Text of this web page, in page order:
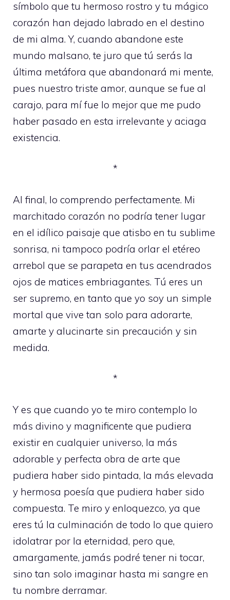
símbolo que tu hermoso rostro y tu mágico
corazón han dejado labrado en el destino
de mi alma. Y, cuando abandone este
mundo malsano, te juro que tú serás la
última metáfora que abandonará mi mente,
pues nuestro triste amor, aunque se fue al
carajo, para mí fue lo mejor que me pudo
haber pasado en esta irrelevante y aciaga
existencia.
*
Al final, lo comprendo perfectamente. Mi
marchitado corazón no podría tener lugar
en el idílico paisaje que atisbo en tu sublime
sonrisa, ni tampoco podría orlar el etéreo
arrebol que se parapeta en tus acendrados
ojos de matices embriagantes. Tú eres un
ser supremo, en tanto que yo soy un simple
mortal que vive tan solo para adorarte,
amarte y alucinarte sin precaución y sin
medida.
*
Y es que cuando yo te miro contemplo lo
más divino y magnificente que pudiera
existir en cualquier universo, la más
adorable y perfecta obra de arte que
pudiera haber sido pintada, la más elevada
y hermosa poesía que pudiera haber sido
compuesta. Te miro y enloquezco, ya que
eres tú la culminación de todo lo que quiero
idolatrar por la eternidad, pero que,
amargamente, jamás podré tener ni tocar,
sino tan solo imaginar hasta mi sangre en
tu nombre derramar.